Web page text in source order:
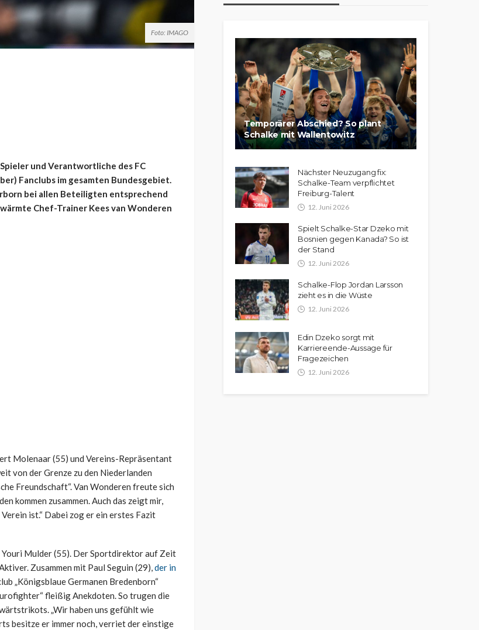
Foto: IMAGO
und Verantwortliche des FC
Fanclubs im gesamten Bundesgebiet.
bei allen Beteiligten entsprechend
Chef-Trainer Kees van Wonderen
Molenaar (55) und Vereins-Repräsentant
von der Grenze zu den Niederlanden
Freundschaft“. Van Wonderen freute sich
kommen zusammen. Auch das zeigt mir,
ist.“ Dabei zog er ein erstes Fazit
Youri Mulder (55). Der Sportdirektor auf Zeit
Zusammen mit Paul Seguin (29),der in
„Königsblaue Germanen Bredenborn“
fleißig Anekdoten. So trugen die
„Wir haben uns gefühlt wie
besitze er immer noch, verriet der einstige
Temporärer Abschied? So plant
Schalke mit Wallentowitz
Nächster Neuzugang fix:
Schalke-Team verpflichtet
Freiburg-Talent
12. Juni 2026
Spielt Schalke-Star Dzeko mit
Bosnien gegen Kanada? So ist
der Stand
12. Juni 2026
Schalke-Flop Jordan Larsson
zieht es in die Wüste
12. Juni 2026
Edin Dzeko sorgt mit
Karriereende-Aussage für
Fragezeichen
12. Juni 2026